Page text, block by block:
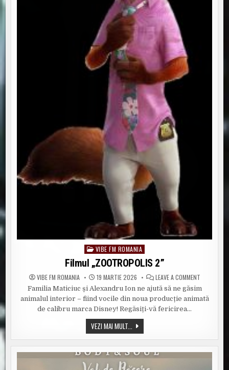
Posted
in
VIBE FM ROMANIA
Filmul „ZOOTROPOLIS 2”
VIBE FM ROMANIA 19 MARTIE 2026 LEAVE A COMMENTON
2”
Familia Maticiuc și Alexandru Ion ne ajută să ne găsim
animalul interior – fiind vocile din noua producție animată
de calibru marca Disney! Regăsiți-vă fericirea…
VEZI MAI MULT... FILMUL
„ZOOTROPOLIS
2”